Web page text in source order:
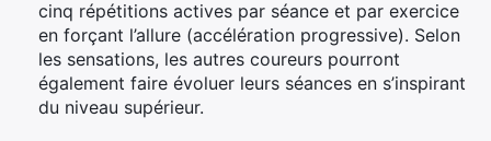
cinq répétitions actives par séance et par exercice
en forçant l’allure (accélération progressive). Selon
les sensations, les autres coureurs pourront
également faire évoluer leurs séances en s’inspirant
du niveau supérieur.